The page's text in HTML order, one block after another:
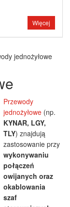
Więcej
jednożyłowe
Przewody
jednożyłowe (np.
KYNAR, LGY,
TLY) znajdują
zastosowanie przy
wykonywaniu
połączeń
owijanych oraz
okablowania
szaf